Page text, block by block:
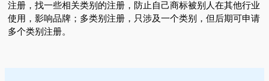
注册，找一些相关类别的注册，防止自己商标被别人在其他行业
使用，影响品牌；多类别注册，只涉及一个类别，但后期可申请
多个类别注册。